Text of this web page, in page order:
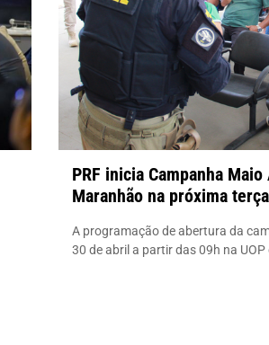
PRF inicia Campanha
Maranhão na próxima
A programação de abertura da
30 de abril a partir das 09h na UOP